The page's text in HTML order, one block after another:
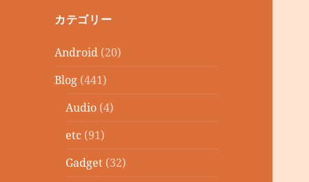
カテゴリー
Android (20)
Blog (441)
Audio (4)
etc (91)
Gadget (32)